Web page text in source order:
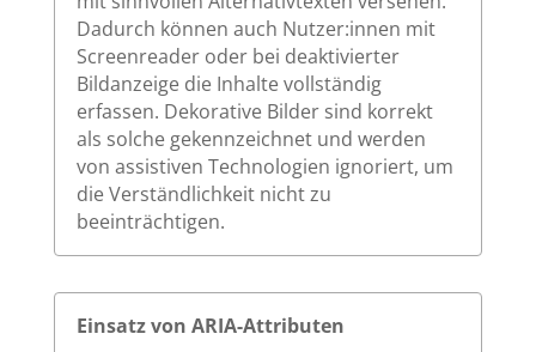
Dadurch können auch Nutzer:innen mit
Screenreader oder bei deaktivierter
Bildanzeige die Inhalte vollständig
erfassen. Dekorative Bilder sind korrekt
als solche gekennzeichnet und werden
von assistiven Technologien ignoriert, um
die Verständlichkeit nicht zu
beeinträchtigen.
Einsatz von ARIA-Attributen